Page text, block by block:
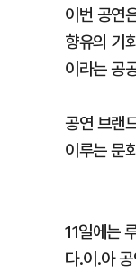
이번 공연
향유의 기
이라는 공
공연 브랜
이루는 문
11일에는
다.이.아